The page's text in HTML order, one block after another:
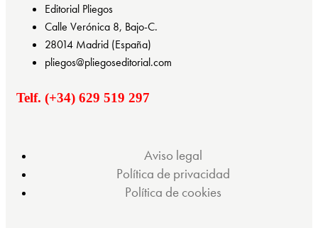
Editorial Pliegos
Calle Verónica 8, Bajo-C.
28014 Madrid (España)
pliegos@pliegoseditorial.com
Telf. (+34) 629 519 297
Aviso legal
Política de privacidad
Política de cookies